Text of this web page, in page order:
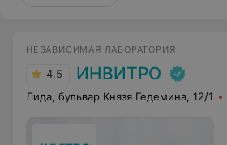
НЕЗАВИСИМАЯ ЛАБОРАТОРИЯ
4.5 ИНВИТРО
Лида, бульвар Князя Гедемина, 12/1